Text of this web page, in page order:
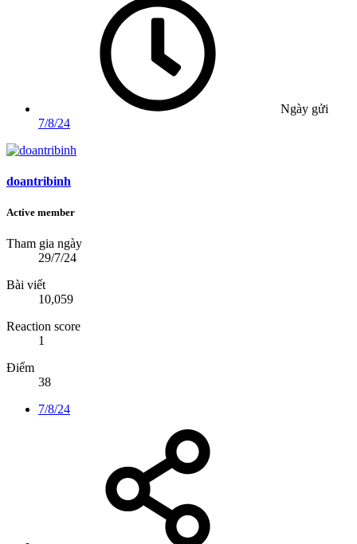
Ngày gửi
7/8/24
doantribinh
Active member
Tham gia ngày
29/7/24
Bài viết
10,059
Reaction score
1
Điểm
38
7/8/24